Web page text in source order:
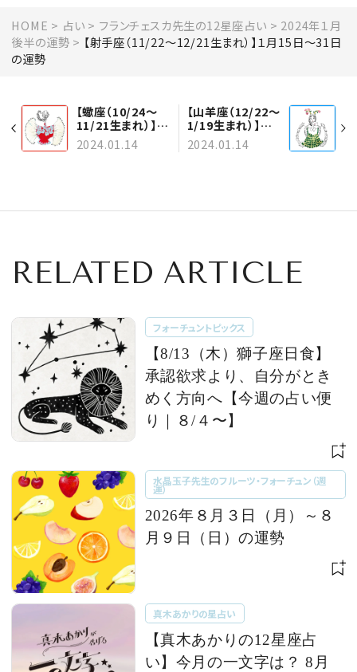
HOME 占い フランチェスカ先生の12星座占い
2024年１月
後半の運勢
【射手座（11/22～12/21生まれ）】１月15日～31日
の運勢
【蠍座（10/24～
11/21生まれ）】１
月15日～31日の
運勢
2024.01.14
【山羊座（12/22～
1/19生まれ）】１
月15日～31日の
運勢
2024.01.14
RELATED ARTICLE
フォーチュントピックス
【8/13（木）獅子座日食】
承認欲求より、自分がとき
めく方向へ【今週の占い便
り｜８/４〜】
水晶玉子先生のフルーツ・フォーチュン（週
運）
2026年８月３日（月）～８
月９日（日）の運勢
真木あかりの星占い
【真木あかりの12星座占
い】今月の一文字は？ 8月